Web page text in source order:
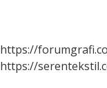
https://
https://